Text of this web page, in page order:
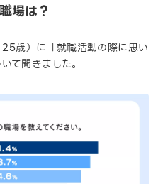
場は？
歳）に「就職活動の際に思い
て聞きました。